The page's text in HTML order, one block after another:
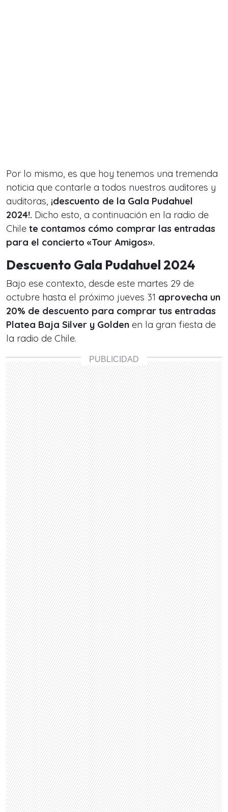
Por lo mismo, es que hoy tenemos una tremenda
noticia que contarle a todos nuestros auditores y
auditoras, ¡descuento de la Gala Pudahuel
2024!. Dicho esto, a continuación en la radio de
Chile te contamos cómo comprar las entradas
para el concierto «Tour Amigos».
Descuento Gala Pudahuel 2024
Bajo ese contexto, desde este martes 29 de
octubre hasta el próximo jueves 31 aprovecha un
20% de descuento para comprar tus entradas
Platea Baja Silver y Golden en la gran fiesta de
la radio de Chile.